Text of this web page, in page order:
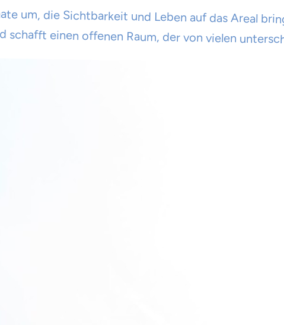
um, die Sichtbarkeit und Leben auf das Areal
einen offenen Raum, der von vielen